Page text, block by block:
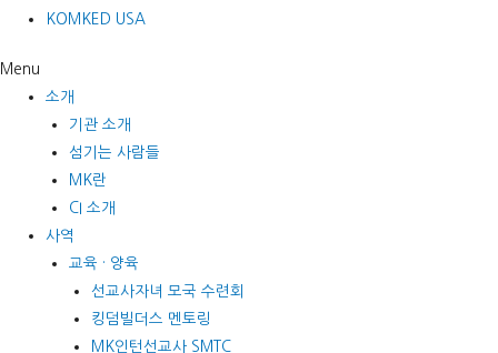
KOMKED USA
Menu
소개
기관 소개
섬기는 사람들
MK란
CI 소개
사역
교육 · 양육
선교사자녀 모국 수련회
킹덤빌더스 멘토링
MK인턴선교사 SMTC